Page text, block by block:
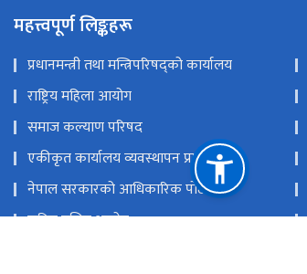
महत्त्वपूर्ण लिङ्कहरू
प्रधानमन्त्री तथा मन्त्रिपरिषद्को कार्यालय
राष्ट्रिय महिला आयोग
समाज कल्याण परिषद
एकीकृत कार्यालय व्यवस्थापन प्रणाली
नेपाल सरकारको आधिकारिक पोर्टल
राष्ट्रिय दलित आयोग